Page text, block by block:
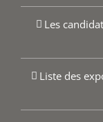
Les
Liste des